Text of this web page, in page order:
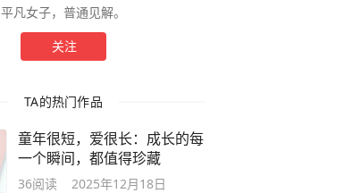
平凡女子，普通见解。
关注
TA的热门作品
童年很短，爱很长：成长的每
一个瞬间，都值得珍藏
36阅读 2025年12月18日